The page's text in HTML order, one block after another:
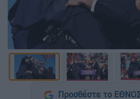
Προσθέστε το